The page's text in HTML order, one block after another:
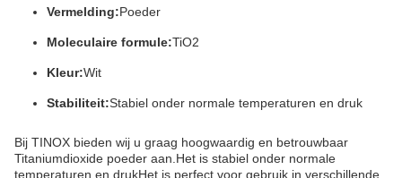
Vermelding:Poeder
Moleculaire formule:TiO2
Kleur:Wit
Stabiliteit:Stabiel onder normale temperaturen en druk
Bij TINOX bieden wij u graag hoogwaardig en betrouwbaar
Titaniumdioxide poeder aan.Het is stabiel onder normale
temperaturen en drukHet is perfect voor gebruik in verschillende